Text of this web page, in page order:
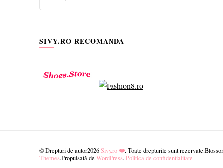
SIVY.RO RECOMANDA
© Drepturi de autor2026Sivy.ro ❤️. Toate drepturile sunt rezervate.
Themes.Propulsată de WordPress.Politica de confidentialitate